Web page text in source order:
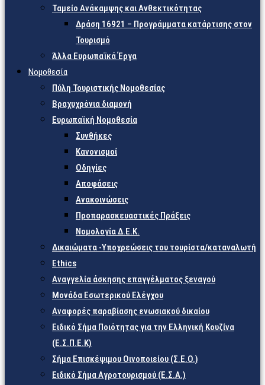
Ταμείο Ανάκαμψης και Ανθεκτικότητας
Δράση 16921 – Προγράμματα κατάρτισης στον
Τουρισμό
Άλλα Ευρωπαϊκά Έργα
Νομοθεσία
Πύλη Τουριστικής Νομοθεσίας
Βραχυχρόνια διαμονή
Ευρωπαϊκή Νομοθεσία
Συνθήκες
Κανονισμοί
Οδηγίες
Αποφάσεις
Ανακοινώσεις
Προπαρασκευαστικές Πράξεις
Νομολογία Δ.Ε.Κ.
Δικαιώματα -Υποχρεώσεις του τουρίστα/καταναλωτή
Ethics
Αναγγελία άσκησης επαγγέλματος ξεναγού
Μονάδα Εσωτερικού Ελέγχου
Αναφορές παραβίασης ενωσιακού δικαίου
Ειδικό Σήμα Ποιότητας για την Ελληνική Κουζίνα
(Ε.Σ.Π.Ε.Κ)
Σήμα Επισκέψιμου Οινοποιείου (Σ.Ε.Ο.)
Ειδικό Σήμα Αγροτουρισμού (Ε.Σ.Α.)